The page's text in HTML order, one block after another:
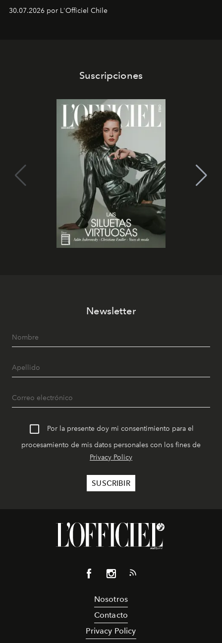
Dubray, la responsable de marketing para
Latinoamérica, sobre identidad, cultura y el valor
30.07.2026 por L'Officiel Chile
Suscripciones
Newsletter
Por la presente doy mi consentimiento para el
procesamiento de mis datos personales con los fines de
Privacy Policy
Nosotros
Contacto
Privacy Policy